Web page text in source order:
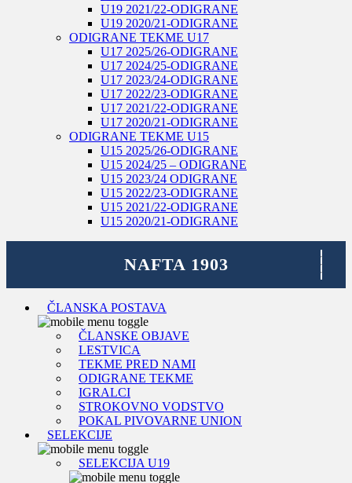
U19 2021/22-ODIGRANE
U19 2020/21-ODIGRANE
ODIGRANE TEKME U17
U17 2025/26-ODIGRANE
U17 2024/25-ODIGRANE
U17 2023/24-ODIGRANE
U17 2022/23-ODIGRANE
U17 2021/22-ODIGRANE
U17 2020/21-ODIGRANE
ODIGRANE TEKME U15
U15 2025/26-ODIGRANE
U15 2024/25 – ODIGRANE
U15 2023/24 ODIGRANE
U15 2022/23-ODIGRANE
U15 2021/22-ODIGRANE
U15 2020/21-ODIGRANE
ČLANSKA POSTAVA
ČLANSKE OBJAVE
LESTVICA
TEKME PRED NAMI
ODIGRANE TEKME
IGRALCI
STROKOVNO VODSTVO
POKAL PIVOVARNE UNION
SELEKCIJE
SELEKCIJA U19